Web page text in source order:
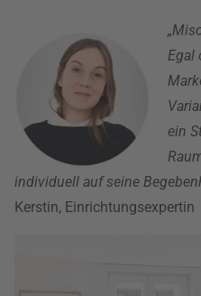
Egal
ein
individuell auf seine
Kerstin, Einrichtungsexpertin